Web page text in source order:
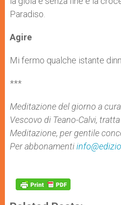
Paradiso.
Agire
Mi fermo qualche istante
***
Meditazione del giorno a
Vescovo di Teano-Calvi,
Meditazione, per gentile
Per abbonamenti